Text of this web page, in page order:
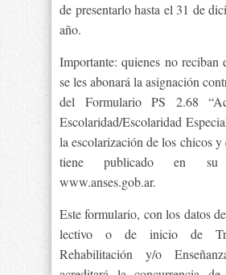
de presentarlo hasta el 31 de
año.
Importante: quienes no reciban
se les abonará la asignación
del Formulario PS 2.68
Escolaridad/Escolaridad
la escolarización de los chicos
tiene publicado en
www.anses.gob.ar.
Este formulario, con los datos
lectivo o de inicio de
Rehabilitación y/o